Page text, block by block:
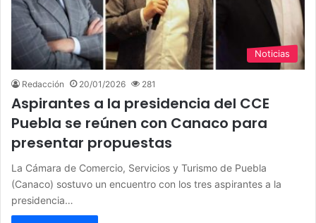
Noticias
Redacción 20/01/2026 281
Aspirantes a la presidencia del CCE
Puebla se reúnen con Canaco para
presentar propuestas
La Cámara de Comercio, Servicios y Turismo de Puebla
(Canaco) sostuvo un encuentro con los tres aspirantes a la
presidencia…